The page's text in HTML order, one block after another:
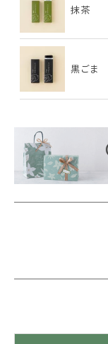
抹茶
黒ごま